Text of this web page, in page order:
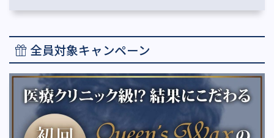
全員対象キャンペーン